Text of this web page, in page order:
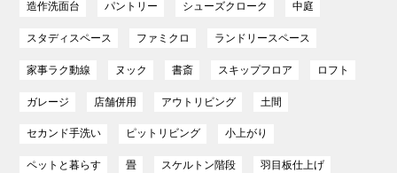
造作洗面台 パントリー シューズクローク 中庭
スタディスペース ファミクロ ランドリースペース
家事ラク動線 ヌック 書斎 スキップフロア ロフト
ガレージ 店舗併用 アウトリビング 土間
セカンド手洗い ピットリビング 小上がり
ペットと暮らす 畳 スケルトン階段 羽目板仕上げ